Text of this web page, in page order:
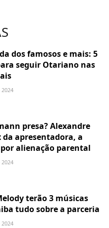
dos famosos e mais: 5
seguir Otariano nas
presa? Alexandre
da apresentadora, a
alienação parental
terão 3 músicas
tudo sobre a parceria